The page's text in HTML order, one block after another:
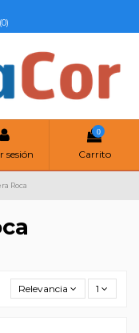
0)
sesión
0
Carrito
Roca
Relevancia 1